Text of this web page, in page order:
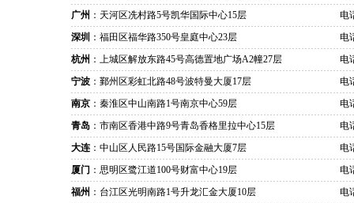
广州 ：天河区冼村路5号凯华国际中心15层
电
深圳 ：福田区福华路350号皇庭中心23层
电
杭州 ：上城区解放东路45号高德置地广场A2幢27层
电
宁波 ：鄞州区彩虹北路48号波特曼大厦17层
电
南京 ：秦淮区中山南路1号南京中心59层
电
青岛 ：市南区香港中路9号青岛香格里拉中心15层
电
大连 ：中山区人民路15号国际金融大厦7层
电
厦门 ：思明区鹭江道100号财富中心19层
电
福州 ：台江区光明南路1号升龙汇金大厦10层 电